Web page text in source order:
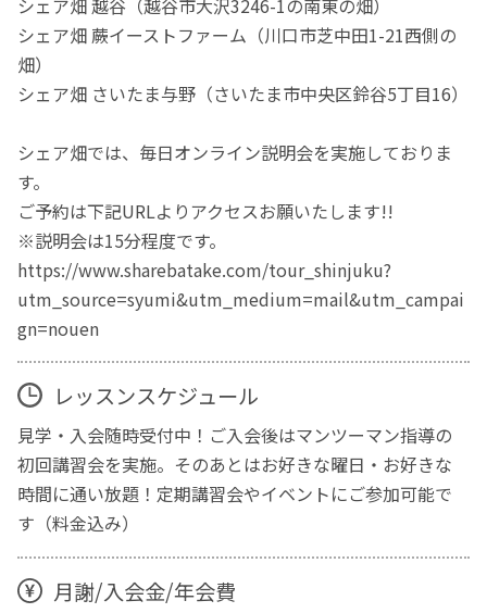
シェア畑 蕨イーストファーム（川口市芝中田1-21西側の
畑）
シェア畑 さいたま与野（さいたま市中央区鈴谷5丁目16）
シェア畑では、毎日オンライン説明会を実施しておりま
す。
ご予約は下記URLよりアクセスお願いたします!!
※説明会は15分程度です。
https://www.sharebatake.com/tour_shinjuku?
utm_source=syumi&utm_medium=mail&utm_campai
gn=nouen
レッスンスケジュール
見学・入会随時受付中！ご入会後はマンツーマン指導の
初回講習会を実施。そのあとはお好きな曜日・お好きな
時間に通い放題！定期講習会やイベントにご参加可能で
す（料金込み）
月謝/入会金/年会費